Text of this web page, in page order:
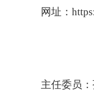
网址：
主任委员